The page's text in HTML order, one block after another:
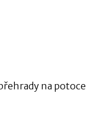
na potoce